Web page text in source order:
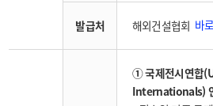
발급처 해외건설협회 바
① 국제전시연합
Internationals)